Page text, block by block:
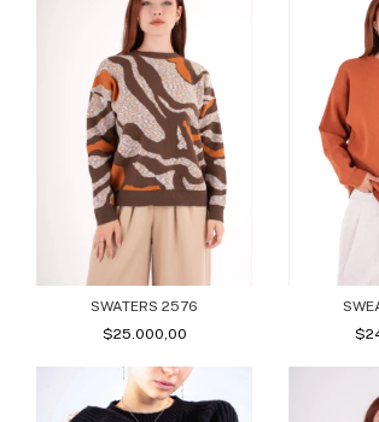
SWATERS 2576
$25.000,00